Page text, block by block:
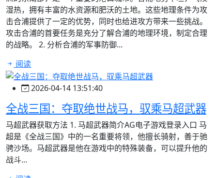
湿热，拥有丰富的水资源和肥沃的土地。这些地理条件为攻
击合浦提供了一定的优势，同时也给进攻方带来一些挑战。
攻击合浦的首要任务是充分了解合浦的地理环境，制定合理
的战略。 2. 分析合浦的军事防御...
阅读
2026-04-14 13:51:40
全战三国：夺取绝世战马，驭乘马超武器
马超武器获取方法 1. 马超武器简介AG电子游戏登录入口 马
超是《全战三国》中的一名重要将领，他擅长骑射，善于驰
骋沙场。马超武器是他在游戏中的特殊装备，可以提升他的
战斗...